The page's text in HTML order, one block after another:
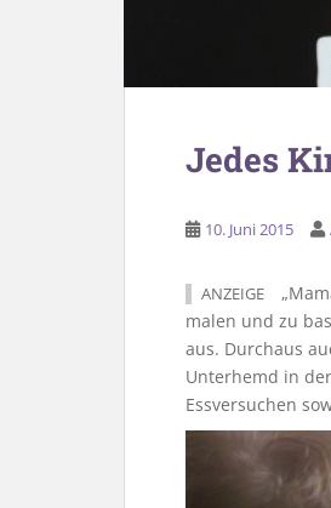
Jedes
10. Juni 2015
ANZEIGE
malen und zu
aus. Durchaus
Unterhemd in
Essversuchen